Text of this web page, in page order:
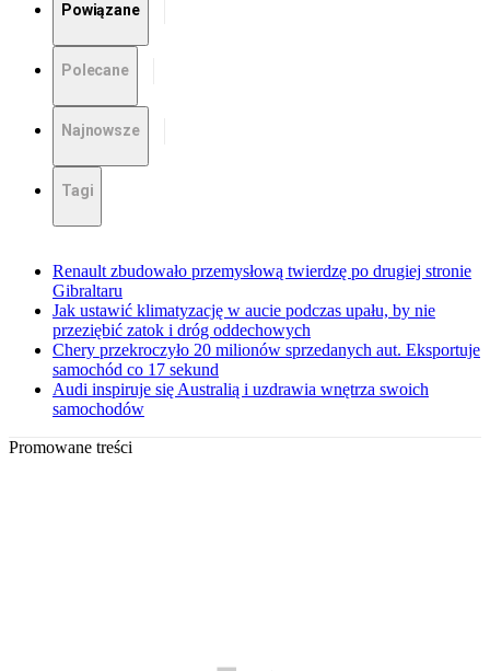
Powiązane
Polecane
Najnowsze
Tagi
Renault zbudowało przemysłową twierdzę po drugiej stronie
Gibraltaru
Jak ustawić klimatyzację w aucie podczas upału, by nie
przeziębić zatok i dróg oddechowych
Chery przekroczyło 20 milionów sprzedanych aut. Eksportuje
samochód co 17 sekund
Audi inspiruje się Australią i uzdrawia wnętrza swoich
samochodów
Promowane treści